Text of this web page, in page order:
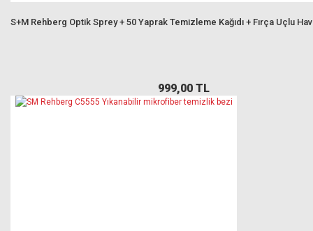
S+M Rehberg Optik Sprey + 50 Yaprak Temizleme Kağıdı + Fırça Uçlu
999,00 TL